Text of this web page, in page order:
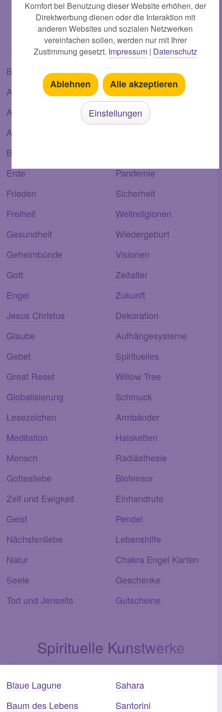
Hier finden Sie weitere
Themen:
Bücher
Antichrist
Abtreibung
Astronomie
Bibel
Erde
Frieden
Freiheit
Gesundheit
Geheimbünde
Gott
Engel
Jesus Christus
Glaube
Gebet
Great Reset
Globalisierung
Lesezeichen
Meditation
Mensch
Gottesliebe
Zeit und Ewigkeit
Geist
Nächstenliebe
Natur
Seele
Tod und Jenseits
Neue Weltordnung
Enteignung
Klimawandel
Pandemie
Sicherheit
Weltreligionen
Wiedergeburt
Visionen
Zeitalter
Zukunft
Dekoration
Aufhängesysteme
Spirituelles
Willow Tree
Schmuck
Armbänder
Halsketten
Radiästhesie
Biotensor
Einhandrute
Pendel
Lebenshilfe
Chakra Engel Karten
Geschenke
Gutscheine
Spirituelle Kunstwerke
Blaue Lagune
Baum des Lebens
Sahara
Santorini
Komfort bei Benutzung dieser Website erhöhen, der
Direktwerbung dienen oder die Interaktion mit
anderen Websites und sozialen Netzwerken
vereinfachen sollen, werden nur mit Ihrer
Zustimmung gesetzt. Impressum| Datenschutz
Ablehnen Alle akzeptieren
Einstellungen